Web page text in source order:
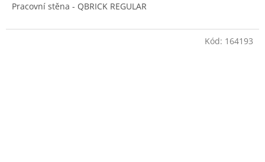
Pracovní stěna - QBRICK REGULAR
Kód: 164193